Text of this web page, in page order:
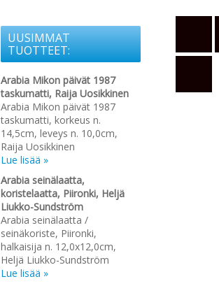
UUSIMMAT
TUOTTEET:
Arabia Mikon päivät 1987
taskumatti, Raija Uosikkinen
Arabia Mikon päivät 1987
taskumatti, korkeus n.
14,5cm, leveys n. 10,0cm,
Raija Uosikkinen
Lue lisää »
Arabia seinälaatta,
koristelaatta, Piironki, Heljä
Liukko-Sundström
Arabia seinälaatta /
seinäkoriste, Piironki,
halkaisija n. 12,0x12,0cm,
Heljä Liukko-Sundström
Lue lisää »